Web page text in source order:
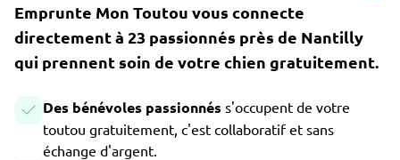
Emprunte Mon Toutou vous connecte
directement à 23 passionnés près de Nantilly
qui prennent soin de votre chien gratuitement.
Des bénévoles passionnés s'occupent de votre
toutou gratuitement, c'est collaboratif et sans
échange d'argent.